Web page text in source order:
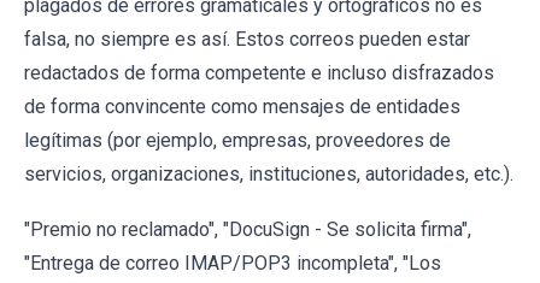
plagados de errores gramaticales y ortográficos no es
falsa, no siempre es así. Estos correos pueden estar
redactados de forma competente e incluso disfrazados
de forma convincente como mensajes de entidades
legítimas (por ejemplo, empresas, proveedores de
servicios, organizaciones, instituciones, autoridades, etc.).
"Premio no reclamado", "DocuSign - Se solicita firma",
"Entrega de correo IMAP/POP3 incompleta", "Los